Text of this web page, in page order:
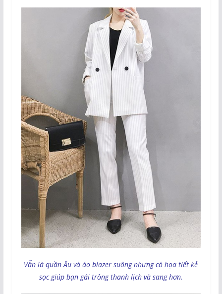
Vẫn là quần Âu và áo blazer suông nhưng có họa tiết kẻ
sọc giúp bạn gái trông thanh lịch và sang hơn.